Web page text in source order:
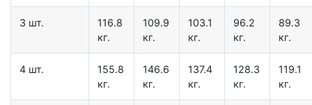
3 шт.
116.8
кг.
109.9
кг.
103.1
кг.
96.2
кг.
89.3
кг.
4 шт.
155.8
кг.
146.6
кг.
137.4
кг.
128.3
кг.
119.1
кг.